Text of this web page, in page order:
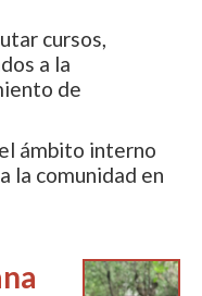
cursos,
a la
de
ámbito interno
la comunidad en